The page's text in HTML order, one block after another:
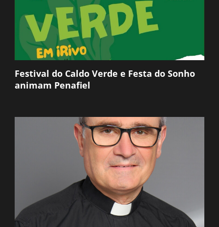
Festival do Caldo Verde e Festa do Sonho
animam Penafiel